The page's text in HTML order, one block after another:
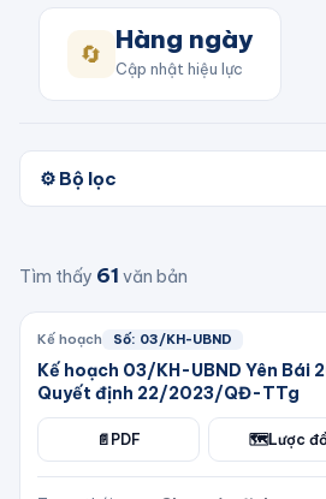
🔄 Hàng ngày
Cập nhật hiệu lực
⚙️ Bộ lọc
Tìm thấy 61 văn bản
Kế hoạch Số: 03/KH-UBND
Kế hoạch 03/KH-UBND Yên Bái
Quyết định 22/2023/QĐ-TTg
📄 PDF 🗺️Lược